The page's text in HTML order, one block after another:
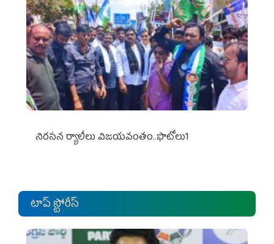
నిర‌స‌న ర్యాలీలు విజ‌య‌వంతం..ఫొటోలు1
టాప్ స్టోరీస్